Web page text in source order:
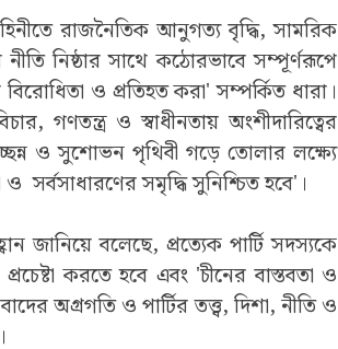
রাজনৈতিক আনুগত্য বৃদ্ধি, সামরিক
নিষ্ঠার সাথে কঠোরভাবে সম্পূর্ণরূপে
ও প্রতিহত করা' সম্পর্কিত ধারা।
গণতন্ত্র ও স্বাধীনতায় অংশীদারিত্বের
ও সুশোভন পৃথিবী গড়ে তোলার লক্ষ্যে
ও সর্বসাধারণের সমৃদ্ধি সুনিশ্চিত হবে'।
জানিয়ে বলেছে, প্রত্যেক পার্টি সদস্যকে
করতে হবে এবং 'চীনের বাস্তবতা ও
অগ্রগতি ও পার্টির তত্ত্ব, দিশা, নীতি ও